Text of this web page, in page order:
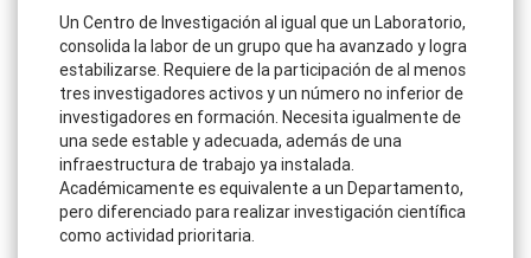
Un Centro de Investigación al igual que un Laboratorio,
consolida la labor de un grupo que ha avanzado y logra
estabilizarse. Requiere de la participación de al menos
tres investigadores activos y un número no inferior de
investigadores en formación. Necesita igualmente de
una sede estable y adecuada, además de una
infraestructura de trabajo ya instalada.
Académicamente es equivalente a un Departamento,
pero diferenciado para realizar investigación científica
como actividad prioritaria.